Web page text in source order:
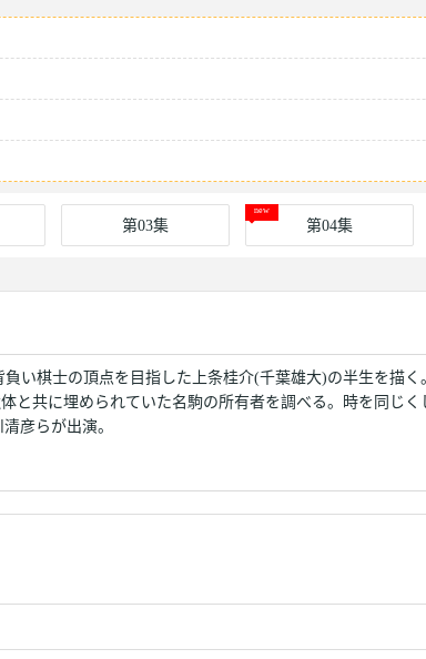
第03集 第04集
い棋士の頂点を目指した上条桂介(千葉雄大)の半生を描
と共に埋められていた名駒の所有者を調べる。時を同じ
彦らが出演。